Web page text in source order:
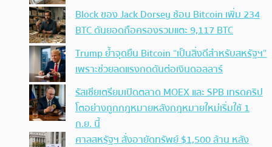
Block ของ Jack Dorsey ช้อน Bitcoin เพิ่ม 234
BTC ดันยอดถือครองรวมแตะ 9,117 BTC
Trump ย้ำจุดยืน Bitcoin “เป็นสิ่งดีสำหรับสหรัฐฯ”
เพราะช่วยลดแรงกดดันต่อเงินดอลลาร์
รัสเซียเตรียมเปิดตลาด MOEX และ SPB เทรดคริป
โตอย่างถูกกฎหมายหลังกฎหมายใหม่เริ่มใช้ 1
ก.ย. นี้
ศาลสหรัฐฯ สั่งอายัดทรัพย์ $1,500 ล้าน หลัง